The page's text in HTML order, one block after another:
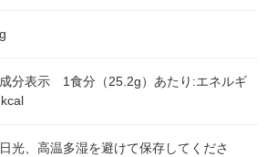
分表示 1食分（25.2g）あたり:エネルギ
光、高温多湿を避けて保存してくださ